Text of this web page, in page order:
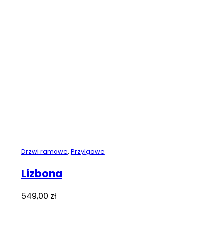
Drzwi ramowe, Przylgowe
Lizbona
549,00 zł